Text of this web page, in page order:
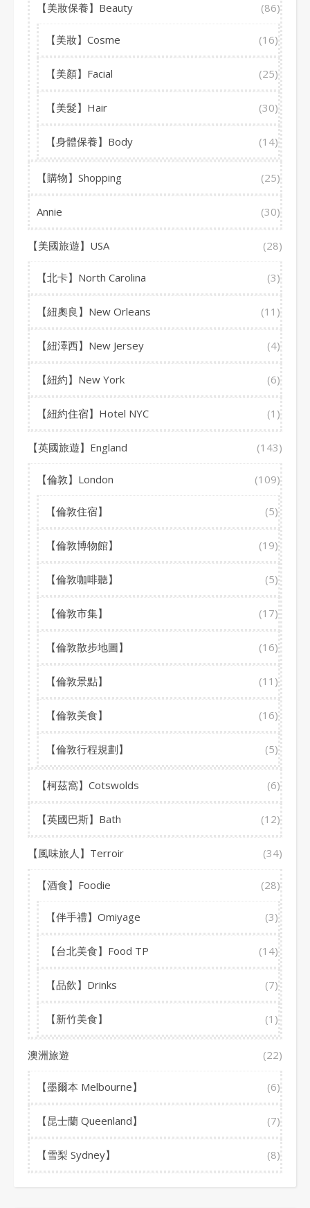
【美妝保養】Beauty (86)
【美妝】Cosme (16)
【美顏】Facial (25)
【美髮】Hair (30)
【身體保養】Body (14)
【購物】Shopping (25)
Annie (30)
【美國旅遊】USA (28)
【北卡】North Carolina (3)
【紐奧良】New Orleans (11)
【紐澤西】New Jersey (4)
【紐約】New York (6)
【紐約住宿】Hotel NYC (1)
【英國旅遊】England (143)
【倫敦】London (109)
【倫敦住宿】 (5)
【倫敦博物館】 (19)
【倫敦咖啡聽】 (5)
【倫敦市集】 (17)
【倫敦散步地圖】 (16)
【倫敦景點】 (11)
【倫敦美食】 (16)
【倫敦行程規劃】 (5)
【柯茲窩】Cotswolds (6)
【英國巴斯】Bath (12)
【風味旅人】Terroir (34)
【酒食】Foodie (28)
【伴手禮】Omiyage (3)
【台北美食】Food TP (14)
【品飲】Drinks (7)
【新竹美食】 (1)
澳洲旅遊 (22)
【墨爾本 Melbourne】 (6)
【昆士蘭 Queenland】 (7)
【雪梨 Sydney】 (8)